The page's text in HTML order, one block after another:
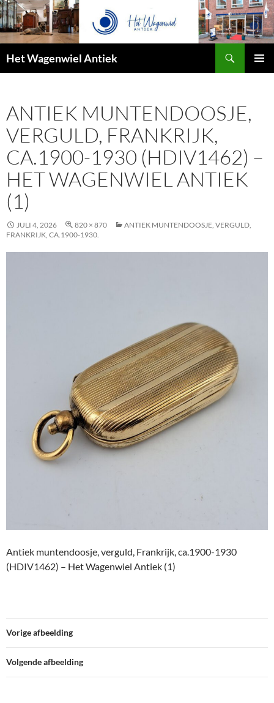
Het Wagenwiel Antiek
ANTIEK MUNTENDOOSJE,
VERGULD, FRANKRIJK,
CA.1900-1930 (HDIV1462) –
HET WAGENWIEL ANTIEK
(1)
JULI 4, 2026 820 × 870
ANTIEK MUNTENDOOSJE, VERGULD,
FRANKRIJK, CA.1900-1930.
Antiek muntendoosje, verguld, Frankrijk, ca.1900-1930
(HDIV1462) – Het Wagenwiel Antiek (1)
Vorige afbeelding
Volgende afbeelding